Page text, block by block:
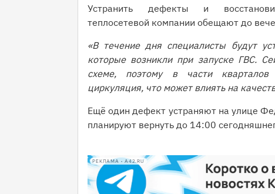
Устранить дефекты и
теплосетевой компании обещают до
«В течение дня специалисты будут
которые возникли при запуске ГВС.
схеме, поэтому в части
циркуляция, что может влиять на
Ещё один дефект устраняют на улице
планируют вернуть до 14:00
РЕКЛАМА • A42.RU